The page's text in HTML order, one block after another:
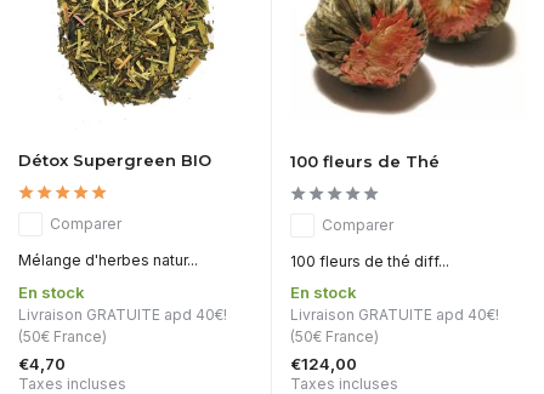
Détox Supergreen BIO
Comparer
Mélange d'herbes natur...
En stock
Livraison GRATUITE apd 40€!
(50€ France)
€4,70
Taxes incluses
100 fleurs de Thé
Comparer
100 fleurs de thé diff...
En stock
Livraison GRATUITE apd 40€!
(50€ France)
€124,00
Taxes incluses